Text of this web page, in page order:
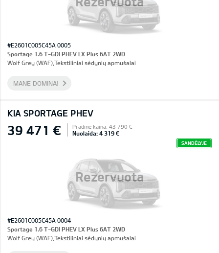
#E2601C005C45A 0005
Sportage 1.6 T-GDI PHEV LX Plus 6AT 2WD
Wolf Grey (WAF),Tekstiliniai sėdynių apmušalai
MANE DOMINA!
KIA SPORTAGE PHEV
Rezervuota
39 471 € Pradinė kaina: 43 790 €
Nuolaida: 4 319 €
SANDĖLYJE
#E2601C005C45A 0004
Sportage 1.6 T-GDI PHEV LX Plus 6AT 2WD
Wolf Grey (WAF),Tekstiliniai sėdynių apmušalai